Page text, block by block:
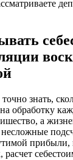
знать,
обработку
а